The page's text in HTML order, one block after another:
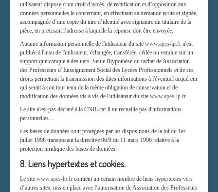
utilisateur dispose d’un droit d’accès, de rectification et d’opposition aux
données personnelles le concernant, en effectuant sa demande écrite et signée,
accompagnée d’une copie du titre d’identité avec signature du titulaire de la
pièce, en précisant l’adresse à laquelle la réponse doit être envoyée.
Aucune information personnelle de l'utilisateur du site www.apes-lp.fr n'est
publiée à l'insu de l'utilisateur, échangée, transférée, cédée ou vendue sur un
support quelconque à des tiers. Seule l'hypothèse du rachat de Association
des Professeurs d' Enseignement Social des Lycées Professionnels et de ses
droits permettrait la transmission des dites informations à l'éventuel acquéreur
qui serait à son tour tenu de la même obligation de conservation et de
modification des données vis à vis de l'utilisateur du site www.apes-lp.fr.
Le site n'est pas déclaré à la CNIL car il ne recueille pas d'informations
personnelles. .
Les bases de données sont protégées par les dispositions de la loi du 1er
juillet 1998 transposant la directive 96/9 du 11 mars 1996 relative à la
protection juridique des bases de données.
8. Liens hypertextes et cookies.
Le site www.apes-lp.fr contient un certain nombre de liens hypertextes vers
d’autres sites, mis en place avec l’autorisation de Association des Professeurs